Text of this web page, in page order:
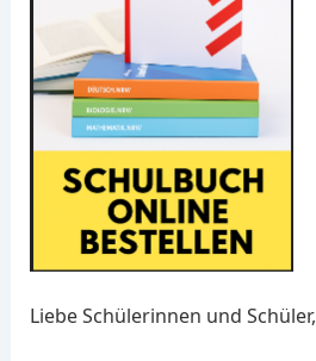
Liebe Schülerinnen und Schüler,